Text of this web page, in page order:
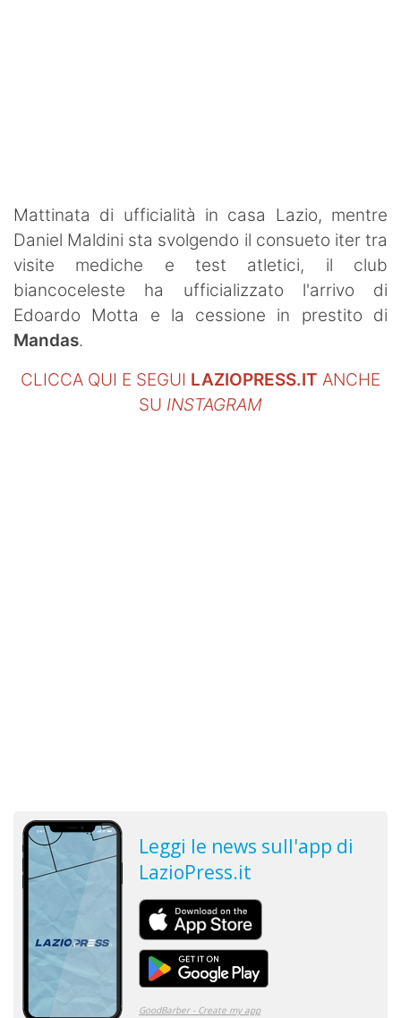
Mattinata di ufficialità in casa Lazio, mentre
Daniel Maldini sta svolgendo il consueto iter tra
visite mediche e test atletici, il club
biancoceleste ha ufficializzato l'arrivo di
Edoardo Motta e la cessione in prestito di
Mandas.
CLICCA QUI E SEGUI LAZIOPRESS.IT ANCHE
SU INSTAGRAM